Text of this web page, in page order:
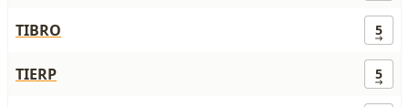
TIBRO 5
TIERP 5